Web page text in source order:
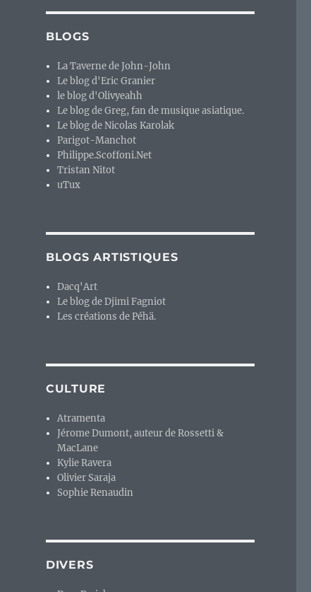
BLOGS
La Taverne de John-John
Le blog d'Eric Granier
le blog d'Olivyeahh
Le blog de Greg, fan de musique asiatique.
Le blog de Nicolas Karolak
Parigot-Manchot
Philippe.Scoffoni.Net
Tristan Nitot
uTux
BLOGS ARTISTIQUES
Dacq'Art
Le blog de Djimi Fagniot
Les créations de Péhä.
CULTURE
Atramenta
Jérome Dumont, auteur de Rossetti &
MacLane
Kylie Ravera
Olivier Saraja
Sophie Renaudin
DIVERS